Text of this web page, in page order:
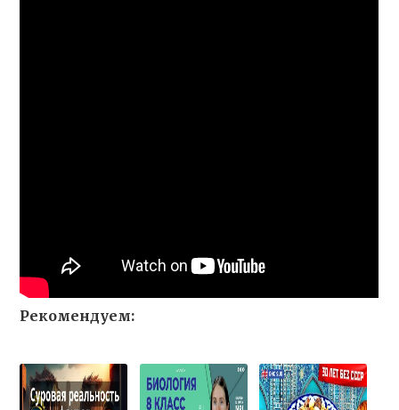
Рекомендуем: